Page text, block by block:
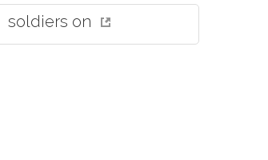
soldiers on